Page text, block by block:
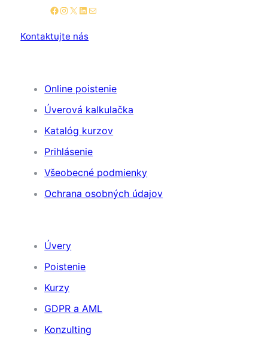
Facebook
Instagram
X LinkedIn
E-mail
Kontaktujte nás
Online poistenie
Úverová kalkulačka
Katalóg kurzov
Prihlásenie
Všeobecné podmienky
Ochrana osobných údajov
Úvery
Poistenie
Kurzy
GDPR a AML
Konzulting